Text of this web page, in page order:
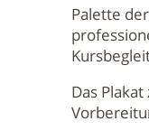
Palette
Das